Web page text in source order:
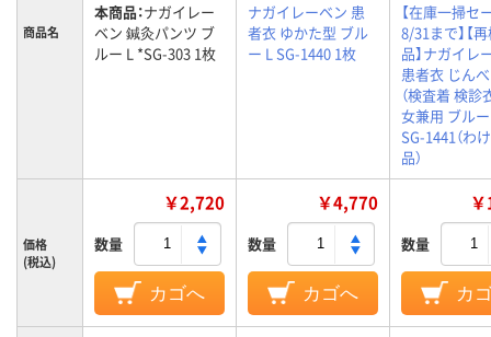
商品名
本商品：ナガイレー
ベン 鍼灸パンツ ブ
ルー L *SG-303 1枚
ナガイレーベン 患
者衣 ゆかた型 ブル
ー L SG-1440 1枚
【在庫一掃セ
8/31まで】【
品】ナガイレ
患者衣 じん
（検査着 検診
女兼用 ブル
SG-1441（わ
品）
価格
(税込)
￥2,720
数量
カゴへ
￥4,770
数量
カゴへ
数量
カ